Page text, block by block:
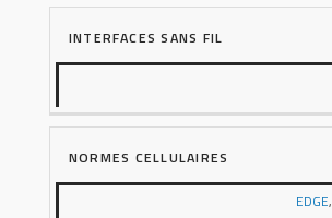
INTERFACES SANS FIL
NORMES CELLULAIRES
EDGE,